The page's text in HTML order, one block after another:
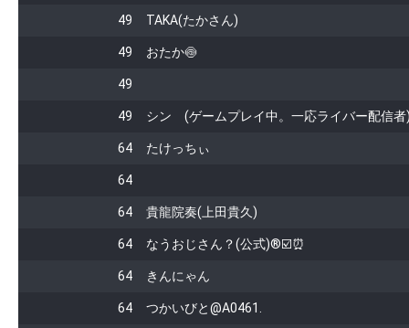
49 TAKA(たかさん)
49 おたか🍥
49
49 シン (ゲームプレイ中。一応ライバー配信者
64 たけっちぃ
64
64 貴龍院奏(上田貴久)
64 なうおじさん？(公式)®️☑️⏰
64 きんにゃん
64 つかいびと@A0461.